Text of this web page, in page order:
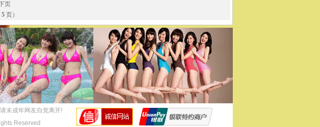
页
5页）
未成年网友自觉离开!
Reserved